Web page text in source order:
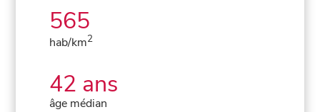
565
hab/km2
42 ans
âge médian